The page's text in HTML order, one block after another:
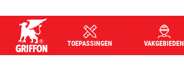
TOEPASSINGEN VAKGEBIEDEN